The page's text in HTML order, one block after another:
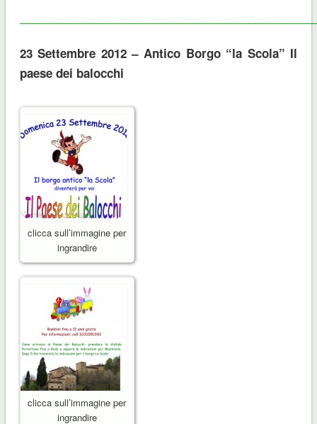
23 Settembre 2012 – Antico Borgo “la Scola” Il
paese dei balocchi
clicca sull’immagine per
ingrandire
clicca sull’immagine per
ingrandire